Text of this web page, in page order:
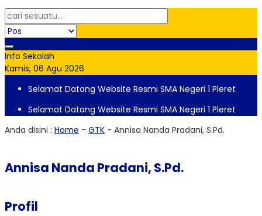
Info Sekolah
Kamis, 06 Agu 2026
Selamat Datang Website Resmi SMA Negeri 1 Pleret
Selamat Datang Website Resmi SMA Negeri 1 Pleret
Anda disini : Home - GTK - Annisa Nanda Pradani, S.Pd.
Annisa Nanda Pradani, S.Pd.
Profil